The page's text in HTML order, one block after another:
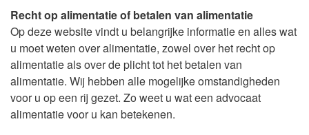
Recht op alimentatie of betalen van alimentatie
Op deze website vindt u belangrijke informatie en alles wat
u moet weten over alimentatie, zowel over het recht op
alimentatie als over de plicht tot het betalen van
alimentatie. Wij hebben alle mogelijke omstandigheden
voor u op een rij gezet. Zo weet u wat een advocaat
alimentatie voor u kan betekenen.